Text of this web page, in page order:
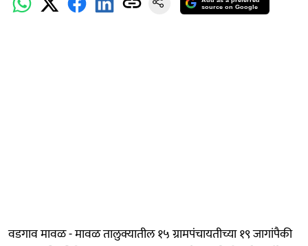
source on Google
वडगाव मावळ - मावळ तालुक्यातील १५ ग्रामपंचायतीच्या १९ जागांपैकी